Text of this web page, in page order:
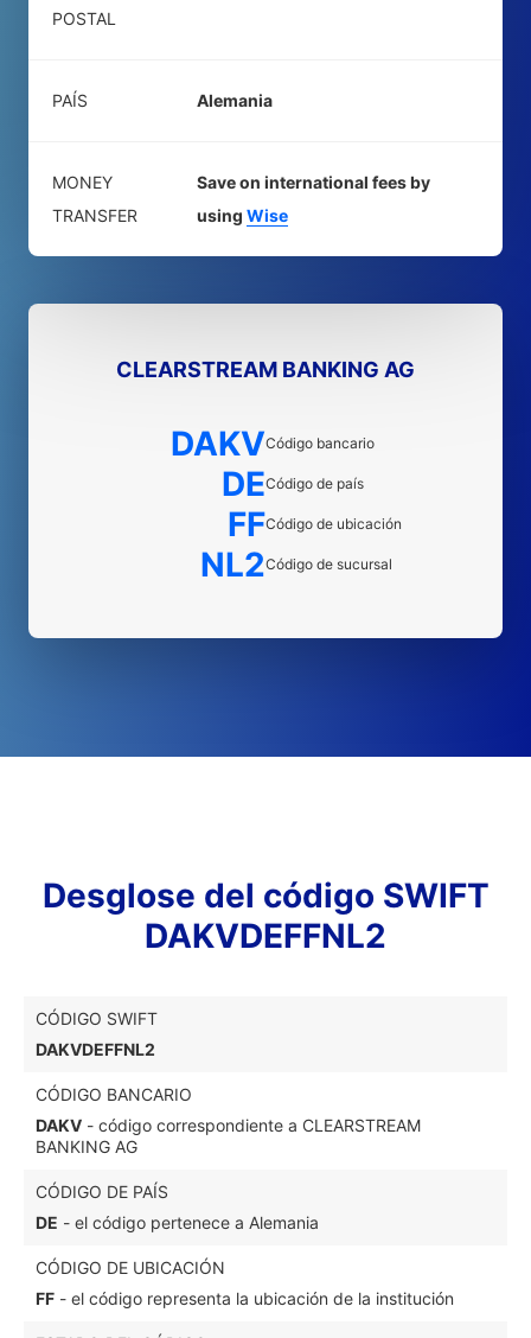
POSTAL
PAÍS Alemania
MONEY
TRANSFER
Save on international fees by
using Wise
CLEARSTREAM BANKING AG
DAKVCódigo bancario
DECódigo de país
FFCódigo de ubicación
NL2Código de sucursal
Desglose del código SWIFT
DAKVDEFFNL2
CÓDIGO SWIFT
DAKVDEFFNL2
CÓDIGO BANCARIO
DAKV - código correspondiente a CLEARSTREAM
BANKING AG
CÓDIGO DE PAÍS
DE - el código pertenece a Alemania
CÓDIGO DE UBICACIÓN
FF - el código representa la ubicación de la institución